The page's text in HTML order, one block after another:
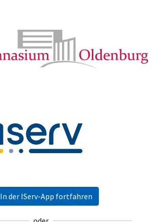
In der IServ-App fortfahren